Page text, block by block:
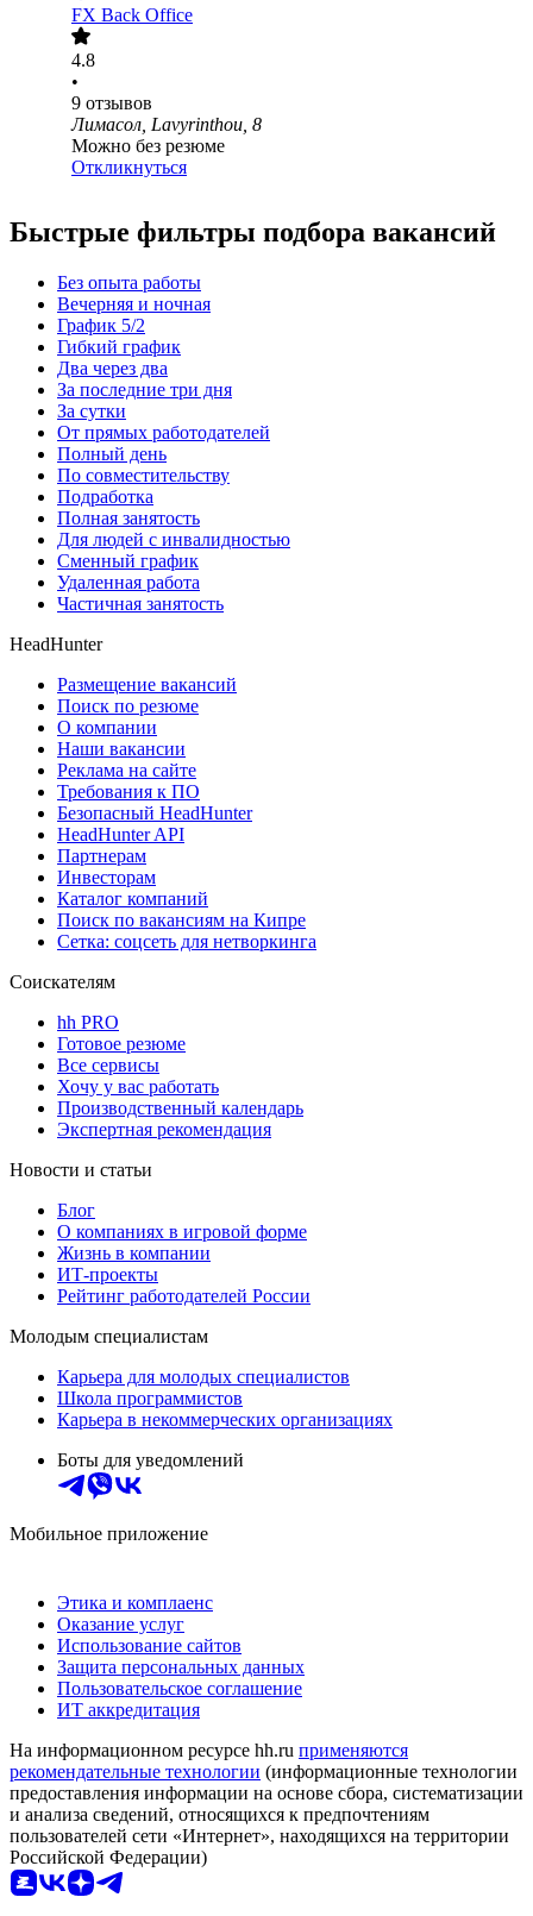
FX Back Office
4.8
•
9 отзывов
Лимасол, Lavyrinthou, 8
Можно без резюме
Откликнуться
Быстрые фильтры подбора вакансий
Без опыта работы
Вечерняя и ночная
График 5/2
Гибкий график
Два через два
За последние три дня
За сутки
От прямых работодателей
Полный день
По совместительству
Подработка
Полная занятость
Для людей с инвалидностью
Сменный график
Удаленная работа
Частичная занятость
HeadHunter
Размещение вакансий
Поиск по резюме
О компании
Наши вакансии
Реклама на сайте
Требования к ПО
Безопасный HeadHunter
HeadHunter API
Партнерам
Инвесторам
Каталог компаний
Поиск по вакансиям на Кипре
Сетка: соцсеть для нетворкинга
Соискателям
hh PRO
Готовое резюме
Все сервисы
Хочу у вас работать
Производственный календарь
Экспертная рекомендация
Новости и статьи
Блог
О компаниях в игровой форме
Жизнь в компании
ИТ-проекты
Рейтинг работодателей России
Молодым специалистам
Карьера для молодых специалистов
Школа программистов
Карьера в некоммерческих организациях
Боты для уведомлений
Мобильное приложение
Этика и комплаенс
Оказание услуг
Использование сайтов
Защита персональных данных
Пользовательское соглашение
ИТ аккредитация
На информационном ресурсе hh.ru применяются
рекомендательные технологии (информационные технологии
предоставления информации на основе сбора, систематизации
и анализа сведений, относящихся к предпочтениям
пользователей сети «Интернет», находящихся на территории
Российской Федерации)